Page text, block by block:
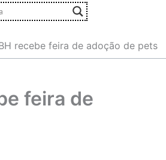
recebe feira de adoção de pets
feira de